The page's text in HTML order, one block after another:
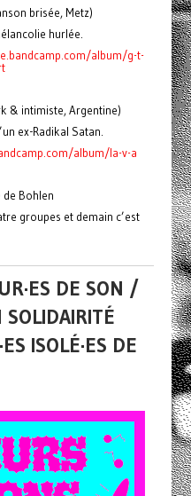
brisée, Metz)
hurlée.
album/g-t-
& intimiste, Argentine)
ex-Radikal Satan.
album/la-v-a
de Bohlen
groupes et demain c’est
DE SON /
ISOLÉ·ES DE